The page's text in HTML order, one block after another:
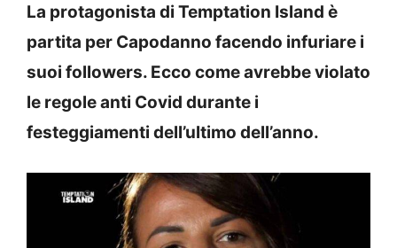
La protagonista di Temptation Island è
partita per Capodanno facendo infuriare i
suoi followers. Ecco come avrebbe violato
le regole anti Covid durante i
festeggiamenti dell’ultimo dell’anno.